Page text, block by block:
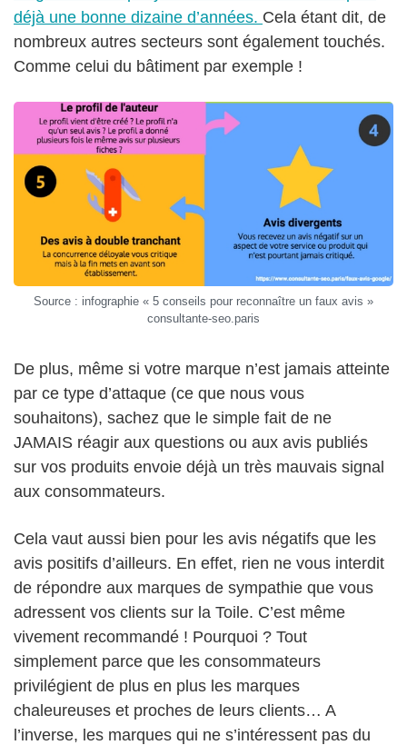
déjà une bonne dizaine d’années. Cela étant dit, de
nombreux autres secteurs sont également touchés.
Comme celui du bâtiment par exemple !
Source : infographie « 5 conseils pour reconnaître un faux avis »
consultante-seo.paris
De plus, même si votre marque n’est jamais atteinte
par ce type d’attaque (ce que nous vous
souhaitons), sachez que le simple fait de ne
JAMAIS réagir aux questions ou aux avis publiés
sur vos produits envoie déjà un très mauvais signal
aux consommateurs.
Cela vaut aussi bien pour les avis négatifs que les
avis positifs d’ailleurs. En effet, rien ne vous interdit
de répondre aux marques de sympathie que vous
adressent vos clients sur la Toile. C’est même
vivement recommandé ! Pourquoi ? Tout
simplement parce que les consommateurs
privilégient de plus en plus les marques
chaleureuses et proches de leurs clients… A
l’inverse, les marques qui ne s’intéressent pas du